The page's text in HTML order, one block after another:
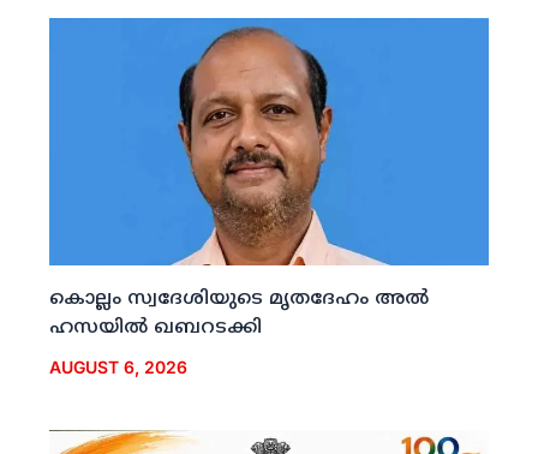
കൊല്ലം സ്വദേശിയുടെ മൃതദേഹം അല്‍
ഹസയില്‍ ഖബറടക്കി
AUGUST 6, 2026